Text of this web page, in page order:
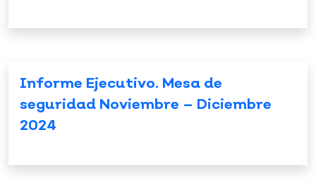
Informe Ejecutivo. Mesa de
seguridad Noviembre – Diciembre
2024